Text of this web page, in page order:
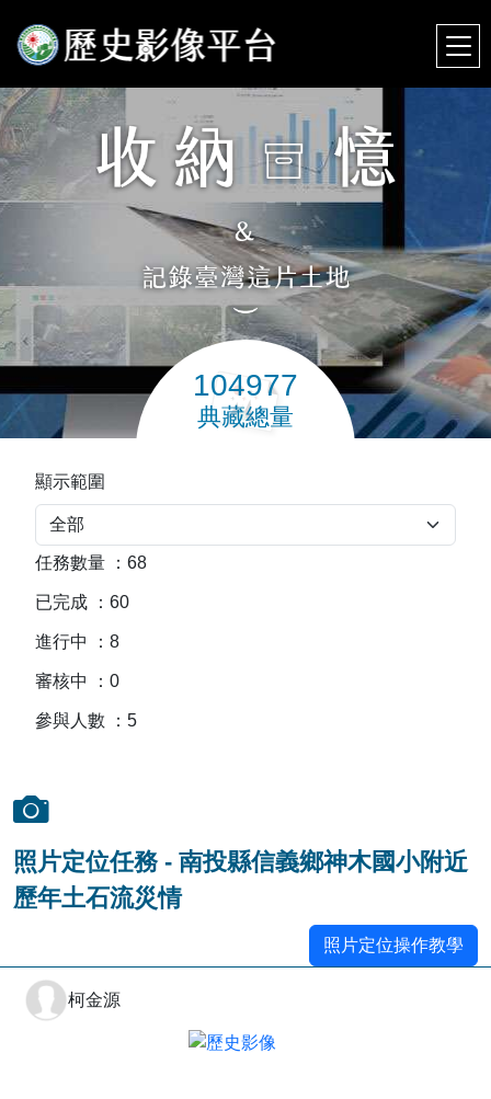
104977
典藏總量
顯示範圍
任務數量 ： 68
已完成 ： 60
進行中 ： 8
審核中 ： 0
參與人數 ： 5
照片定位任務 - 南投縣信義鄉神木國小附近
歷年土石流災情
照片定位操作教學
柯金源